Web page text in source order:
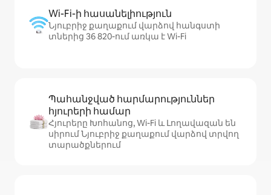
Wi-Fi-ի հասանելիություն
Նյուբրիջ քաղաքում վարձով հանգստի
տներից 36 820-ում առկա է Wi-Fi
Պահանջված հարմարություններ
հյուրերի համար
Հյուրերը Խոհանոց, Wi-Fi և Լողավազան են
սիրում Նյուբրիջ քաղաքում վարձով տրվող
տարածքներում